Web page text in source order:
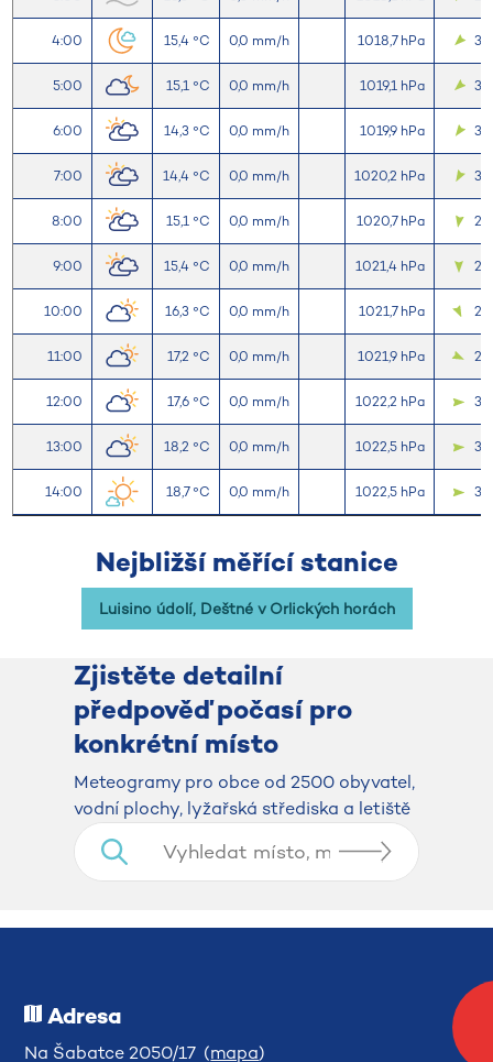
4:00 15,4 °C 0,0 mm/h 1018,7 hPa 3,3
5:00 15,1 °C 0,0 mm/h 1019,1 hPa 3,2
6:00 14,3 °C 0,0 mm/h 1019,9 hPa 3,8
7:00 14,4 °C 0,0 mm/h 1020,2 hPa 3,2
8:00 15,1 °C 0,0 mm/h 1020,7 hPa 2,4
9:00 15,4 °C 0,0 mm/h 1021,4 hPa 2,4
10:00 16,3 °C 0,0 mm/h 1021,7 hPa 2,1
11:00 17,2 °C 0,0 mm/h 1021,9 hPa 2,5
12:00 17,6 °C 0,0 mm/h 1022,2 hPa 3,1
13:00 18,2 °C 0,0 mm/h 1022,5 hPa 3,4
14:00 18,7 °C 0,0 mm/h 1022,5 hPa 3,3
Nejbližší měřící stanice
Luisino údolí, Deštné v Orlických horách
Zjistěte detailní
předpověď počasí pro
konkrétní místo
​​​​​​​Meteogramy pro obce od 2500 obyvatel,
vodní plochy, lyžařská střediska a letiště
Adresa
Na Šabatce 2050/17 (mapa)